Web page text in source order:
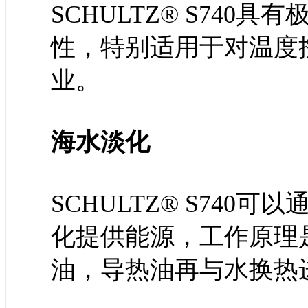
SCHULTZ® S740具有
性，特别适用于对温
业。
海水淡化
SCHULTZ® S740可以
化提供能源，工作原
油，导热油再与水换